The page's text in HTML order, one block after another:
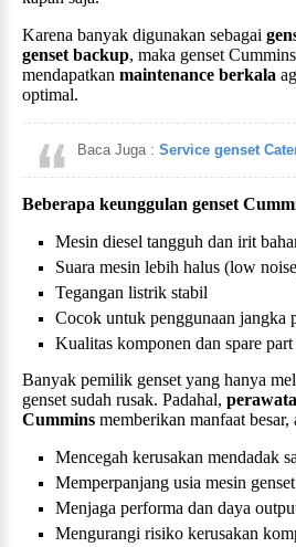
Karena banyak digunakan sebagai
genset backup, maka genset Cummins
mendapatkan maintenance berkala
optimal.
Baca Juga : Service genset
Beberapa keunggulan genset
Mesin diesel tangguh dan irit
Suara mesin lebih halus (low
Tegangan listrik stabil
Cocok untuk penggunaan jangka
Kualitas komponen dan spare
Banyak pemilik genset yang hanya
genset sudah rusak. Padahal,
Cummins memberikan manfaat besar,
Mencegah kerusakan mendadak
Memperpanjang usia mesin genset
Menjaga performa dan daya
Mengurangi risiko kerusakan